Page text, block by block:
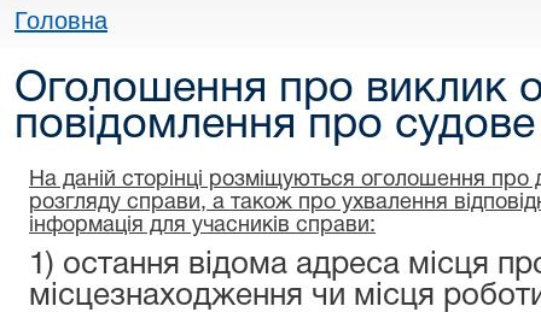
Головна
Оголошення про виклик
повідомлення про
На даній сторінці розміщуються оголошення про
розгляду справи, а також про ухвалення
інформація для учасників справи:
1) остання відома адреса місця
місцезнаходження чи місця